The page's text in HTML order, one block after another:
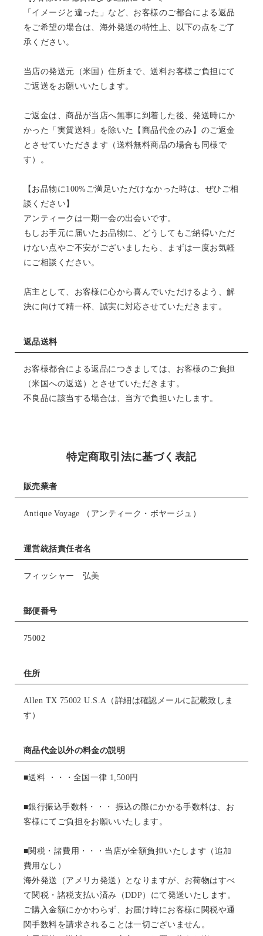
「イメージと違った」など、お客様のご都合による返品
をご希望の場合は、海外発送の特性上、以下の点をご了
承ください。
当店の発送元（米国）住所まで、送料お客様ご負担にて
ご返送をお願いいたします。
ご返金は、商品が当店へ無事に到着した後、発送時にか
かった「実質送料」を除いた【商品代金のみ】のご返金
とさせていただきます（送料無料商品の場合も同様で
す）。
【お品物に100%ご満足いただけなかった時は、ぜひご相
談ください】
アンティークは一期一会の出会いです。
もしお手元に届いたお品物に、どうしてもご納得いただ
けない点やご不安がございましたら、まずは一度お気軽
にご相談ください。
店主として、お客様に心から喜んでいただけるよう、解
決に向けて精一杯、誠実に対応させていただきます。
返品送料
お客様都合による返品につきましては、お客様のご負担
（米国への返送）とさせていただきます。
不良品に該当する場合は、当方で負担いたします。
特定商取引法に基づく表記
販売業者
Antique Voyage （アンティーク・ボヤージュ）
運営統括責任者名
フィッシャー 弘美
郵便番号
75002
住所
Allen TX 75002 U.S.A（詳細は確認メールに記載致しま
す）
商品代金以外の料金の説明
■送料 ・・・全国一律 1,500円
■銀行振込手数料・・・ 振込の際にかかる手数料は、お
客様にてご負担をお願いいたします。
■関税・諸費用・・・当店が全額負担いたします（追加
費用なし）
海外発送（アメリカ発送）となりますが、お荷物はすべ
て関税・諸税支払い済み（DDP）にて発送いたします。
ご購入金額にかかわらず、お届け時にお客様に関税や通
関手数料を請求されることは一切ございません。